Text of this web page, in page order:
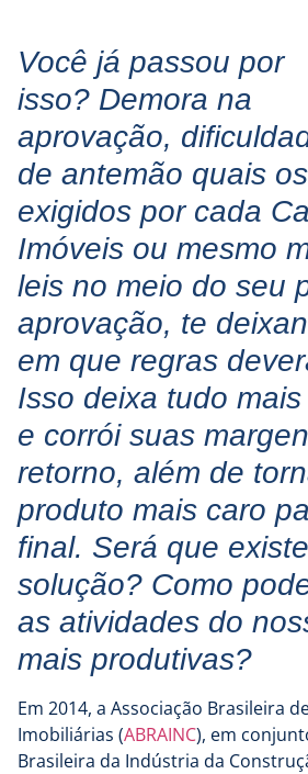
Você já passou por
isso? Demora na
aprovação,
de antemão quais
exigidos por cada
Imóveis ou mesmo
leis no meio do seu
aprovação, te
em que regras
Isso deixa tudo
e corrói suas
retorno, além de
produto mais caro
final. Será que
solução? Como
as atividades do
mais produtivas?
Em 2014, a Associação Brasileira
Imobiliárias (ABRAINC), em
Brasileira da Indústria da